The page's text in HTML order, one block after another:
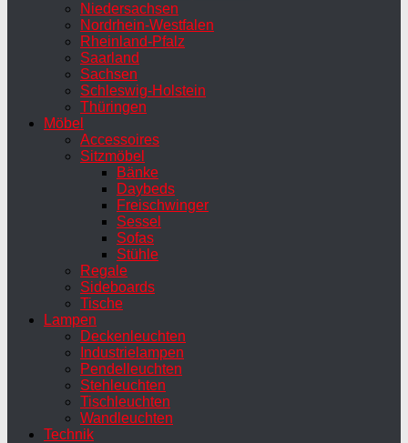
Niedersachsen
Nordrhein-Westfalen
Rheinland-Pfalz
Saarland
Sachsen
Schleswig-Holstein
Thüringen
Möbel
Accessoires
Sitzmöbel
Bänke
Daybeds
Freischwinger
Sessel
Sofas
Stühle
Regale
Sideboards
Tische
Lampen
Deckenleuchten
Industrielampen
Pendelleuchten
Stehleuchten
Tischleuchten
Wandleuchten
Technik